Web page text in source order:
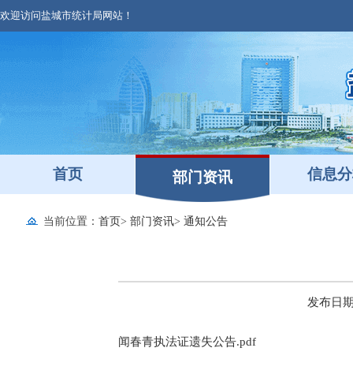
欢迎访问盐城市统计局网站！
首页 部门资讯 信息
当前位置： 首页> 部门资讯> 通知公告
发布日
闻春青执法证遗失公告.pdf